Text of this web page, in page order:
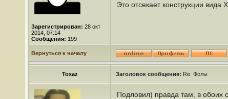
Зарегистрирован: 28 окт
2014, 07:14
Сообщения: 199
Это отсекает конструкции
Вернуться к началу
Toxaz Заголовок сообщения: Re: Фолы
Подловил) правда там, в обоих